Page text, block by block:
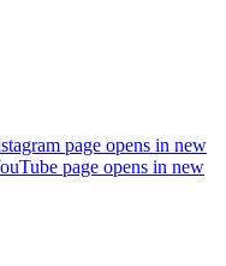
page opens in new
page opens in new